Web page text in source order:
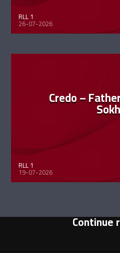
RLL 1
26-07-2026
Credo –
RLL 1
19-07-2026
Continue